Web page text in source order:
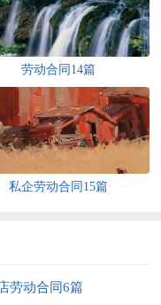
劳动合同14篇
私企劳动合同15篇
劳动合同6篇